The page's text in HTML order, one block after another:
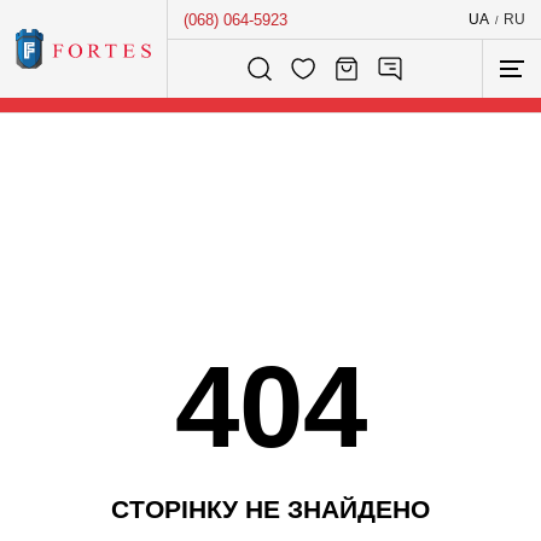
(068) 064-5923 UA / RU
Розумний пошук...
404
СТОРІНКУ НЕ ЗНАЙДЕНО